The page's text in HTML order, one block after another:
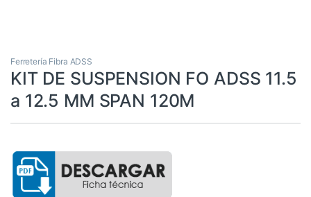
Ferretería Fibra ADSS
KIT DE SUSPENSION FO ADSS 11.5
a 12.5 MM SPAN 120M